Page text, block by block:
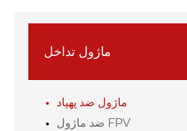
ماژول تداخل
ماژول ضد پهپاد
ضد ماژول FPV